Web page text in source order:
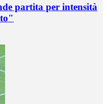
partita per intensità